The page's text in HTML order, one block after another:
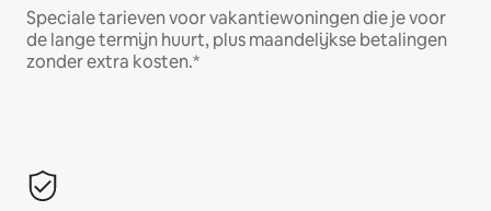
Speciale tarieven voor vakantiewoningen die je voor
de lange termijn huurt, plus maandelijkse betalingen
zonder extra kosten.*